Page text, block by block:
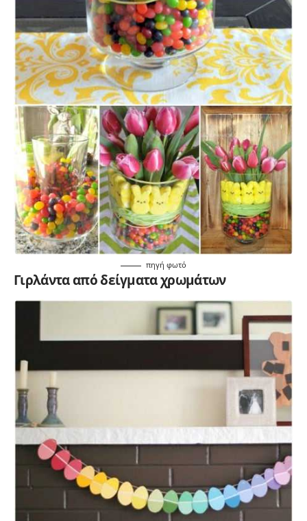
πηγή φωτό
Γιρλάντα από δείγματα χρωμάτων